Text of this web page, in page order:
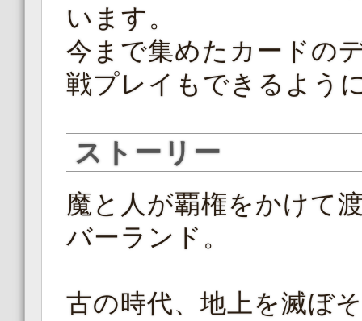
います。
今まで集めたカードの
戦プレイもできるよう
ストーリー
魔と人が覇権をかけて
バーランド。
古の時代、地上を滅ぼ